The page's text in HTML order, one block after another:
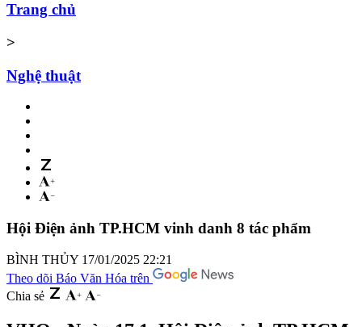
Trang chủ
>
Nghệ thuật
Hội Điện ảnh TP.HCM vinh danh 8 tác phẩm
BÌNH THỦY 17/01/2025 22:21
Theo dõi Báo Văn Hóa trên
Chia sẻ